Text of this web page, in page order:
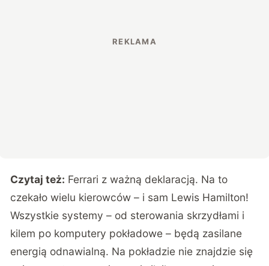
Czytaj też: Ferrari z ważną deklaracją. Na to
czekało wielu kierowców – i sam Lewis Hamilton!
Wszystkie systemy – od sterowania skrzydłami i
kilem po komputery pokładowe – będą zasilane
energią odnawialną. Na pokładzie nie znajdzie się